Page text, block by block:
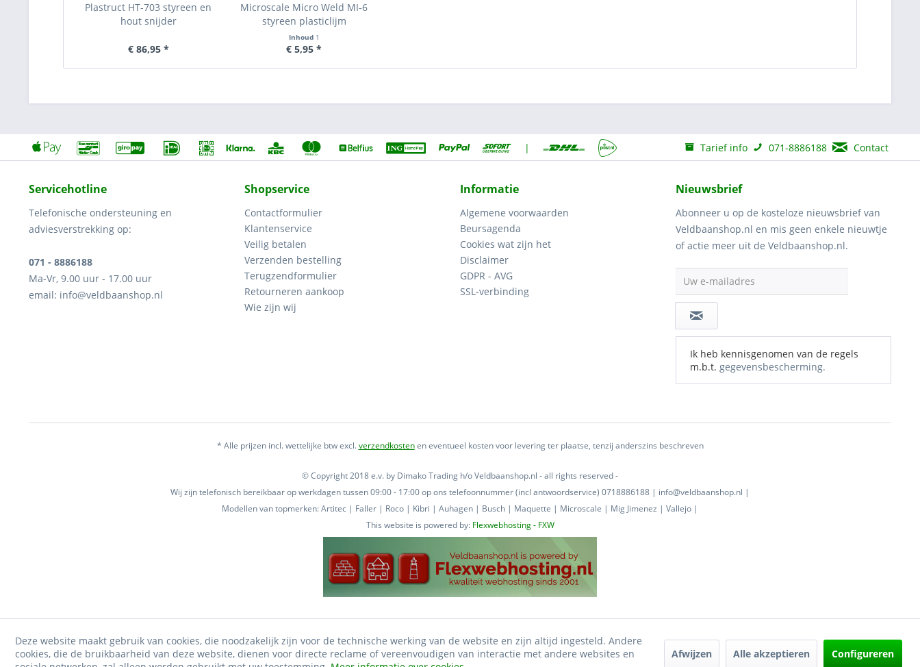
Plastruct HT-703 styreen en
hout snijder
€ 86,95 *
Microscale Micro Weld MI-6
styreen plasticlijm
Inhoud 1
€ 5,95 *
| Tarief info 071-8886188 Contact
Servicehotline
Telefonische ondersteuning en
adviesverstrekking op:
071 - 8886188
Ma-Vr, 9.00 uur - 17.00 uur
email: info@veldbaanshop.nl
Shopservice
Contactformulier
Klantenservice
Veilig betalen
Verzenden bestelling
Terugzendformulier
Retourneren aankoop
Wie zijn wij
Informatie
Algemene voorwaarden
Beursagenda
Cookies wat zijn het
Disclaimer
GDPR - AVG
SSL-verbinding
Nieuwsbrief
Abonneer u op de kosteloze nieuwsbrief van
Veldbaanshop.nl en mis geen enkele nieuwtje
of actie meer uit de Veldbaanshop.nl.
Uw e-mailadres
Ik heb kennisgenomen van de regels
m.b.t. gegevensbescherming.
* Alle prijzen incl. wettelijke btw excl.verzendkostenen eventueel kosten voor levering ter plaatse, tenzij anderszins beschreven
© Copyright 2018 e.v. by Dimako Trading h/o Veldbaanshop.nl - all rights reserved -
Wij zijn telefonisch bereikbaar op werkdagen tussen 09:00 - 17:00 op ons telefoonnummer (incl antwoordservice) 0718886188 | info@veldbaanshop.nl |
Modellen van topmerken: Artitec | Faller | Roco | Kibri | Auhagen | Busch | Maquette | Microscale | Mig Jimenez | Vallejo |
This website is powered by: Flexwebhosting - FXW
Deze website maakt gebruik van cookies, die noodzakelijk zijn voor de technische werking van de website en zijn altijd ingesteld. Andere
cookies, die de bruikbaarheid van deze website, dienen voor directe reclame of vereenvoudigen van interactie met andere websites en
Afwijzen Alle akzeptieren Configureren